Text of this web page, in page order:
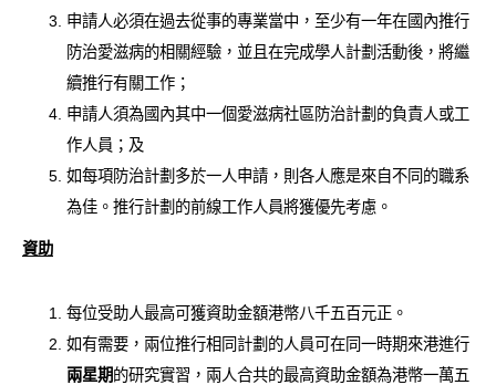
申請人必須在過去從事的專業當中，至少有一年在國內推行
防治愛滋病的相關經驗，並且在完成學人計劃活動後，將繼
續推行有關工作；
申請人須為國內其中一個愛滋病社區防治計劃的負責人或工
作人員；及
如每項防治計劃多於一人申請，則各人應是來自不同的職系
為佳。推行計劃的前線工作人員將獲優先考慮。
資助
每位受助人最高可獲資助金額港幣八千五百元正。
如有需要，兩位推行相同計劃的人員可在同一時期來港進行
兩星期的研究實習，兩人合共的最高資助金額為港幣一萬五